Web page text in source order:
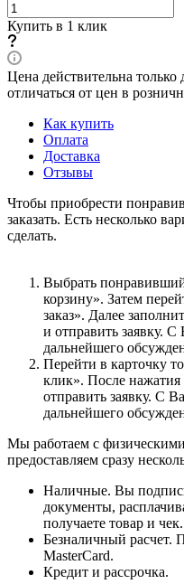
Купить в 1 клик
Цена действительна
отличаться от цен в
Как купить
Оплата
Доставка
Отзывы
Чтобы приобрести
заказать. Есть несколько
сделать.
Выбрать
корзину». Затем
заказ». Далее
и отправить заявку.
дальнейшего
Перейти в карточку
клик». После
отправить заявку. С
дальнейшего
Мы работаем с
предоставляем сразу
Наличные. Вы
документы,
получаете товар и чек.
Безналичный
MasterCard.
Кредит и рассрочка.